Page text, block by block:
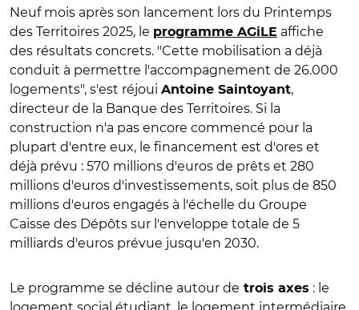
Neuf mois après son lancement lors du Printemps
des Territoires 2025, le programme AGiLE affiche
des résultats concrets. "Cette mobilisation a déjà
conduit à permettre l'accompagnement de 26.000
logements", s'est réjoui Antoine Saintoyant,
directeur de la Banque des Territoires. Si la
construction n'a pas encore commencé pour la
plupart d'entre eux, le financement est d'ores et
déjà prévu : 570 millions d'euros de prêts et 280
millions d'euros d'investissements, soit plus de 850
millions d'euros engagés à l'échelle du Groupe
Caisse des Dépôts sur l'enveloppe totale de 5
milliards d'euros prévue jusqu'en 2030.
Le programme se décline autour de trois axes : le
logement social étudiant, le logement intermédiaire